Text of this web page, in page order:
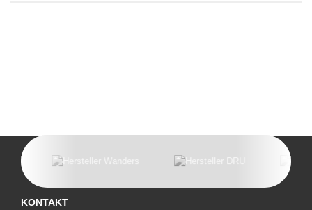
KONTAKT